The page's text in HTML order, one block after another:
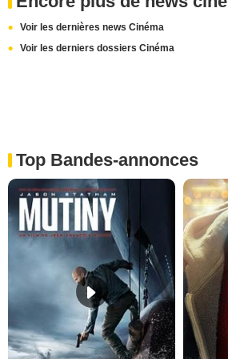
Voir les dernières news Cinéma
Voir les derniers dossiers Cinéma
Top Bandes-annonces